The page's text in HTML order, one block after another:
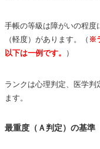
手帳の等級は障がいの程度
（軽度）があります。（ ※
以下は一例です。
）
ランクは心理判定、医学
ます。
最重度 （Ａ判定）の基準